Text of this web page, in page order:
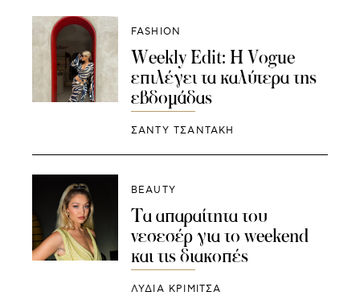
FASHION
Weekly Edit: Η Vogue
επιλέγει τα καλύτερα της
εβδομάδας
ΣΑΝΤΥ ΤΣΑΝΤΑΚΗ
BEAUTY
Τα απαραίτητα του
νεσεσέρ για το weekend
και τις διακοπές
ΛΥΔΊΑ ΚΡΙΜΙΤΣΆ